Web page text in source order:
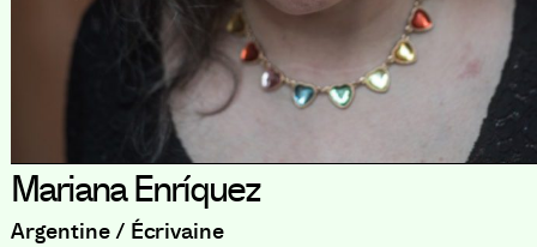
Mariana Enríquez
Argentine / Écrivaine